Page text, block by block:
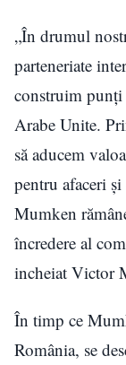
„În drumul
parteneriate
construim punți
Arabe Unite.
să aducem
pentru afaceri
Mumken
încredere al
incheiat Victor
În timp ce
România, se